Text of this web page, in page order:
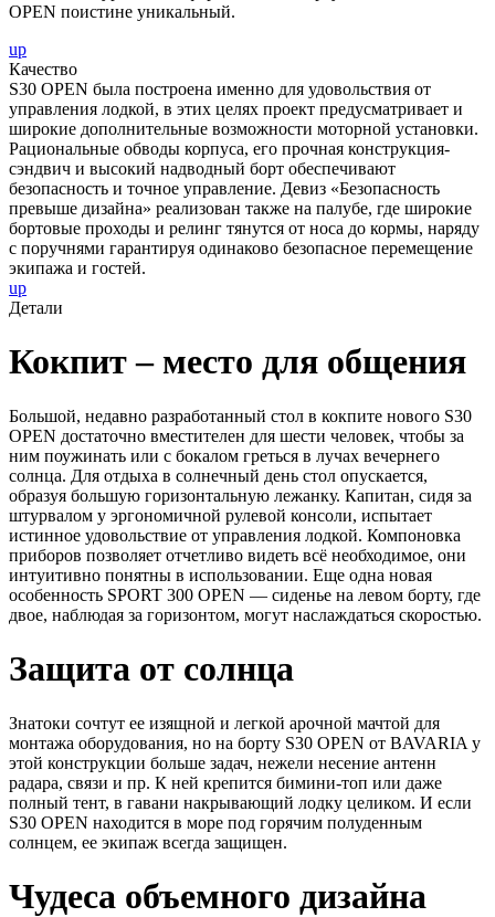
OPEN поистине уникальный.
up
Качество
S30 OPEN была построена именно для удовольствия от
управления лодкой, в этих целях проект предусматривает и
широкие дополнительные возможности моторной установки.
Рациональные обводы корпуса, его прочная конструкция-
сэндвич и высокий надводный борт обеспечивают
безопасность и точное управление. Девиз «Безопасность
превыше дизайна» реализован также на палубе, где широкие
бортовые проходы и релинг тянутся от носа до кормы, наряду
с поручнями гарантируя одинаково безопасное перемещение
экипажа и гостей.
up
Детали
Кокпит – место для общения
Большой, недавно разработанный стол в кокпите нового S30
OPEN достаточно вместителен для шести человек, чтобы за
ним поужинать или с бокалом греться в лучах вечернего
солнца. Для отдыха в солнечный день стол опускается,
образуя большую горизонтальную лежанку. Капитан, сидя за
штурвалом у эргономичной рулевой консоли, испытает
истинное удовольствие от управления лодкой. Компоновка
приборов позволяет отчетливо видеть всё необходимое, они
интуитивно понятны в использовании. Еще одна новая
особенность SPORT 300 OPEN — сиденье на левом борту, где
двое, наблюдая за горизонтом, могут наслаждаться скоростью.
Защита от солнца
Знатоки сочтут ее изящной и легкой арочной мачтой для
монтажа оборудования, но на борту S30 OPEN от BAVARIA у
этой конструкции больше задач, нежели несение антенн
радара, связи и пр. К ней крепится бимини-топ или даже
полный тент, в гавани накрывающий лодку целиком. И если
S30 OPEN находится в море под горячим полуденным
солнцем, ее экипаж всегда защищен.
Чудеса объемного дизайна